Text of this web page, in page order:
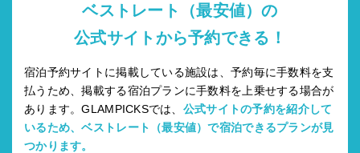
ベストレート（最安値）の
公式サイトから予約できる！
宿泊予約サイトに掲載している施設は、予約毎に手数料を支
払うため、掲載する宿泊プランに手数料を上乗せする場合が
あります。GLAMPICKSでは、 公式サイトの予約を紹介して
いるため、ベストレート（最安値）で宿泊できるプランが見
つかります。